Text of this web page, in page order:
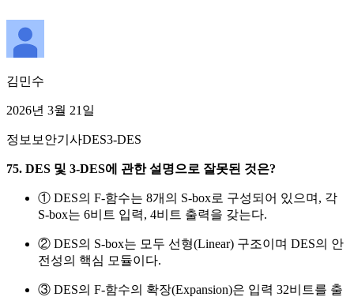
김민수
2026년 3월 21일
정보보안기사DES3-DES
75. DES 및 3-DES에 관한 설명으로 잘못된 것은?
① DES의 F-함수는 8개의 S-box로 구성되어 있으며, 각
S-box는 6비트 입력, 4비트 출력을 갖는다.
② DES의 S-box는 모두 선형(Linear) 구조이며 DES의 안
전성의 핵심 모듈이다.
③ DES의 F-함수의 확장(Expansion)은 입력 32비트를 출